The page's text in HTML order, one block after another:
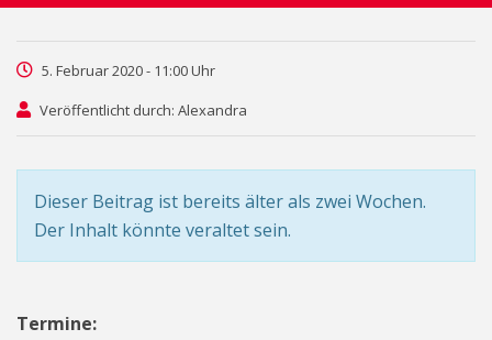
5. Februar 2020 - 11:00 Uhr
Veröffentlicht durch: Alexandra
Dieser Beitrag ist bereits älter als zwei Wochen.
Der Inhalt könnte veraltet sein.
Termine: